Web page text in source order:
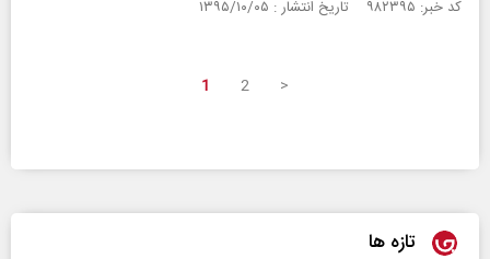
کد خبر: ۹۸۲۳۹۵ تاریخ انتشار : ۱۳۹۵/۱۰/۰۵
1 2 >
تازه ها